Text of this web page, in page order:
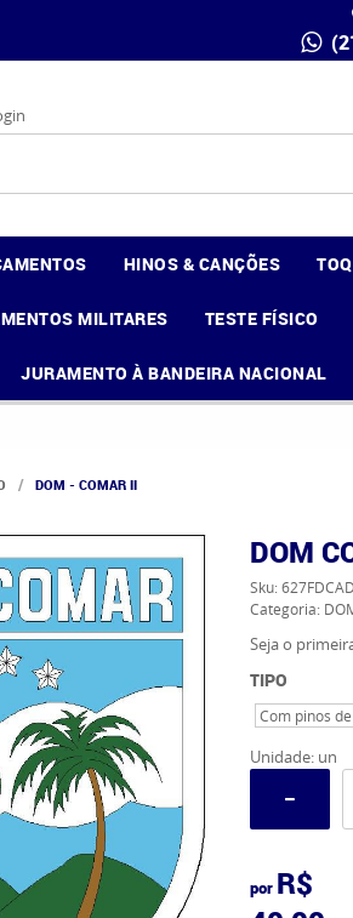
HINOS & CANÇÕES
MILITARES TESTE FÍSICO
JURAMENTO À BANDEIRA NACIONAL
DOM - COMAR II
DOM
Sku:
Categoria:
Seja o
TIPO
Com pinos
Unidade: un
por R$